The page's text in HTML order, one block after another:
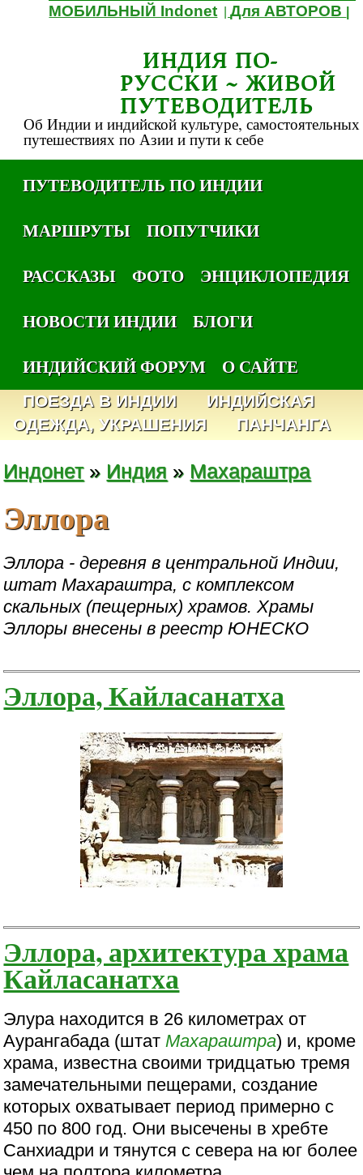
МОБИЛЬНЫЙ Indonet |Для АВТОРОВ
ИНДИЯ ПО-
РУССКИ ~ ЖИВОЙ
ПУТЕВОДИТЕЛЬ
Об Индии и индийской культуре, самостоятельных
путешествиях по Азии и пути к себе
ПУТЕВОДИТЕЛЬ ПО ИНДИИ
МАРШРУТЫ
ПОПУТЧИКИ
РАССКАЗЫ
ФОТО
ЭНЦИКЛОПЕДИЯ
НОВОСТИ ИНДИИ
БЛОГИ
ИНДИЙСКИЙ ФОРУМ
О САЙТЕ
ПОЕЗДА В ИНДИИ
ИНДИЙСКАЯ
ОДЕЖДА, УКРАШЕНИЯ
ПАНЧАНГА
Индонет» Индия » Махараштра
Эллора
Эллора - деревня в центральной Индии,
штат Махараштра, с комплексом
скальных (пещерных) храмов. Храмы
Эллоры внесены в реестр ЮНЕСКО
Эллора, Кайласанатха
Эллора, архитектура храма
Кайласанатха
Элура находится в 26 километрах от
Аурангабада (штат Махараштра) и, кроме
храма, известна своими тридцатью тремя
замечательными пещерами, создание
которых охватывает период примерно с
450 по 800 год. Они высечены в хребте
Санхиадри и тянутся с севера на юг более